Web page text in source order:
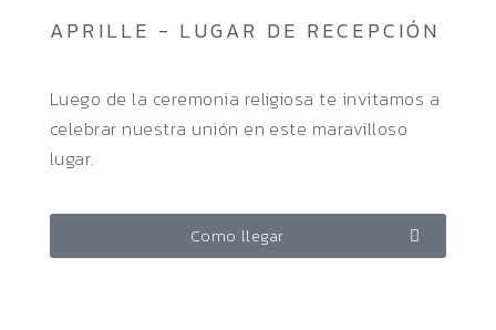
APRILLE - LUGAR DE RECEPCIÓN
Luego de la ceremonia religiosa te invitamos a
celebrar nuestra unión en este maravilloso
lugar.
Como llegar